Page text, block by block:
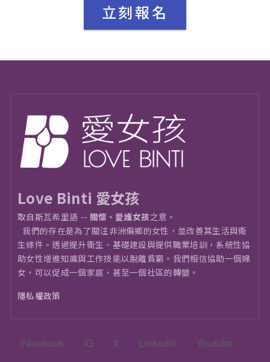
立刻報名
Love Binti 愛女孩
取自斯瓦希里語 -- 關懷、愛護女孩之意。
我們的存在是為了關注非洲偏鄉的女性，並改善其生活與衛
⽣條件。透過提升衛生、基礎建設與提供職業培訓，系統性協
助女性增進知識與工作技能以脫離貧窮。我們相信協助一個婦
女，可以促成一個家庭、甚至一個社區的轉變。
隱私權政策
頁尾：社群選單
Facebook IG X LinkedIn Youtube